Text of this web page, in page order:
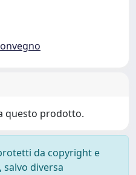
questo prodotto.
da copyright e
diversa